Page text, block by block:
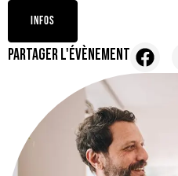
INFOS
PARTAGER L'ÉVÈNEMENT